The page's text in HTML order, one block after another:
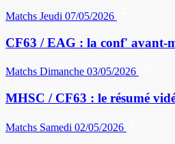
Matchs Jeudi 07/05/2026
CF63 / EAG : la conf' avant-
Matchs Dimanche 03/05/2026
MHSC / CF63 : le résumé
Matchs Samedi 02/05/2026